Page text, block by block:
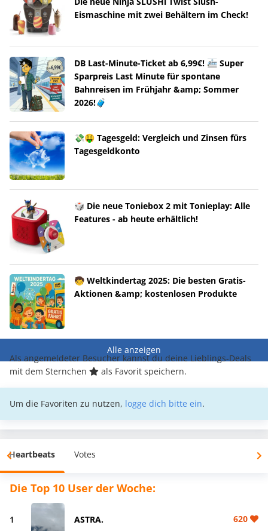
Eismaschine mit zwei Behältern im Check!
DB Last-Minute-Ticket ab 6,99€! 🚈 Super
Sparpreis Last Minute für spontane
Bahnreisen im Frühjahr &amp; Sommer
2026!🧳
💸🤑 Tagesgeld: Vergleich und Zinsen fürs
Tagesgeldkonto
🎲 Die neue Toniebox 2 mit Tonieplay: Alle
Features - ab heute erhältlich!
🧒 Weltkindertag 2025: Die besten Gratis-
Aktionen &amp; kostenlosen Produkte
Alle anzeigen
Als angemeldeter Besucher kannst du deine Lieblings-Deals
mit dem Sternchen
als Favorit speichern.
Um die Favoriten zu nutzen, logge dich bitte ein.
Heartbeats Votes
Die Top 10 User der Woche:
1 ASTRA. 620